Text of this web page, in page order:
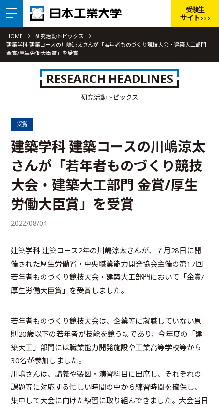
受験生
サイト
HOME
研究活動トピックス
建築学科 建築コースの川嶋涼太さんが「若年者ものづくり競技大会・建築大工部門
金賞/厚生労働大臣賞」を受賞
RESEARCH HEADLINES
研究活動トピックス
受賞
建築学科 建築コースの川嶋涼太
さんが「若年者ものづくり競技
大会・建築大工部門 金賞/厚生
労働大臣賞」を受賞
2022/08/04
建築学科 建築コース2年の川嶋涼太さんが、７月28日に開
催された厚生労働省・中央職業能力開発協会主催の第17回
若年者ものづくり競技大会・建築大工部門において「金賞/
厚生労働大臣賞」を受賞しました。
若年者ものづくり競技大会は、企業等に就職していない原
則20歳以下の若年者が技能を競う場であり、今年度の「建
築大工」部門には職業能力開発施設や工業高等学校等から
30名が参加しました。
川嶋さんは、講義や製図・演習科目に出席し、それぞれの
課題等に対応する忙しい時間の中から練習時間を確保し、
集中して大会に向けた練習に取り組んできました。大会当日